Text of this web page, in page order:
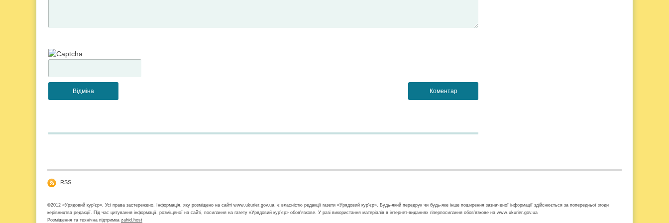
RSS
©2012 «Урядовий кур’єр». Усі права застережено. Інформація, яку розміщено на сайті www.ukurier.gov.ua, є власністю редакції газети «Урядовий кур'єр». Будь-який передрук чи будь-яке інше поширення зазначеної інформації здійснюється за попередньої згоди
керівництва редакції. Під час цитування інформації, розміщеної на сайті, посилання на газету «Урядовий кур’єр» обов'язкове. У разі використання матеріалів в інтернет-виданнях гіперпосилання обов’язкове на www.ukurier.gov.ua
Розміщення та технічна підтримка zahid.host